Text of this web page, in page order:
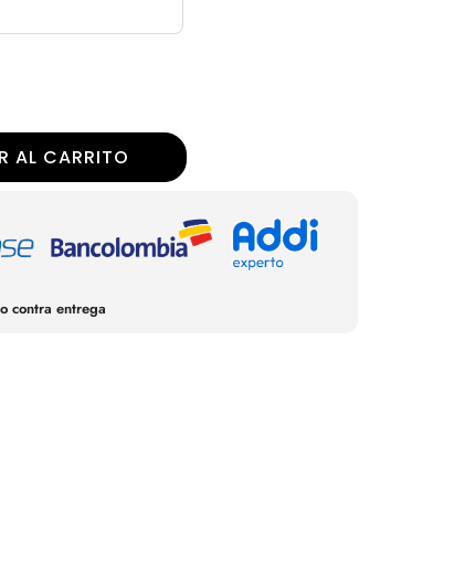
AL CARRITO
contra entrega